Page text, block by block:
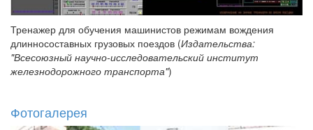
Тренажер для обучения машинистов режимам вождения
длинносоставных грузовых поездов (Издательства:
"Всесоюзный научно-исследовательский институт
железнодорожного транспорта")
Фотогалерея